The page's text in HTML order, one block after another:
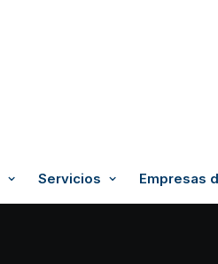
Servicios Empresas